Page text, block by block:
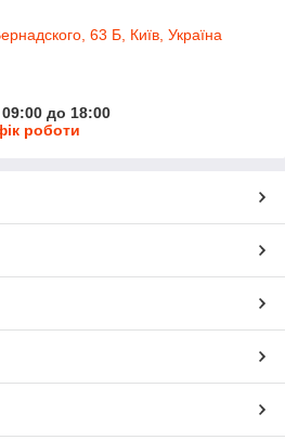
63 Б, Київ, Україна
до 18:00
роботи